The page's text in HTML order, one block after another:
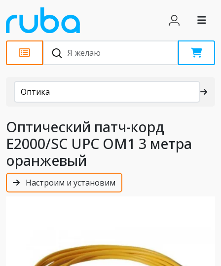
Каталог
Оптика
Оптический патч-корд
E2000/SC UPC OM1 3 метра
оранжевый
Настроим и установим